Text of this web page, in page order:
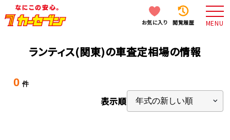
お気に入り 閲覧履歴 MENU
ランティス(関東)の車査定相場の情報
0 件
表示順